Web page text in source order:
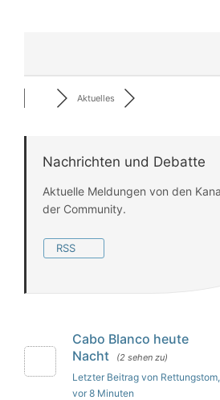
Aktuelles
Nachrichten und Debatte
Aktuelle Meldungen von den
der Community.
RSS
Cabo Blanco heute
Nacht
(2 sehen zu)
Letzter Beitrag von Rettungstom,
vor 8 Minuten